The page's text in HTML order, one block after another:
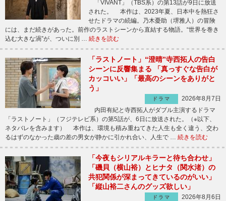
「VIVANT」（TBS系）の第13話が9日に放送
された。 本作は、2023年夏、日本中を熱狂さ
せたドラマの続編。乃木憂助（堺雅人）の冒険
には、まだ続きがあった。前作のラストシーンから直結する物語。“世界を巻き
込む大きな渦”が、ついに別 … 続きを読む
「ラストノート」“澄晴”寺西拓人の告白
シーンに反響集まる 「真っすぐな告白が
カッコいい」「最高のシーンをありがと
う」
ドラマ
2026年8月7日
内田有紀と寺西拓人がダブル主演するドラマ
「ラストノート」（フジテレビ系）の第5話が、6日に放送された。（※以下、
ネタバレを含みます） 本作は、環境も積み重ねてきた人生も全く違う、交わ
るはずのなかった歳の差の男女が静かに引かれ合い、人生で … 続きを読む
「今夜もシリアルキラーと待ち合わせ」
「磯貝（横山裕）とヒナタ（関水渚）の
共犯関係が深まってきているのがいい」
「縦山裕二さんのグッズ欲しい」
ドラマ
2026年8月6日